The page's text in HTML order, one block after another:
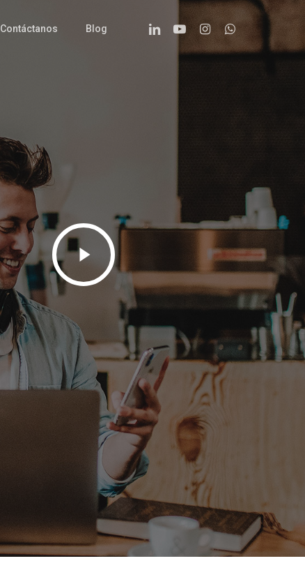
Contáctanos Blog LinkedinYoutubeInstagramWhatsapp
Play
Video